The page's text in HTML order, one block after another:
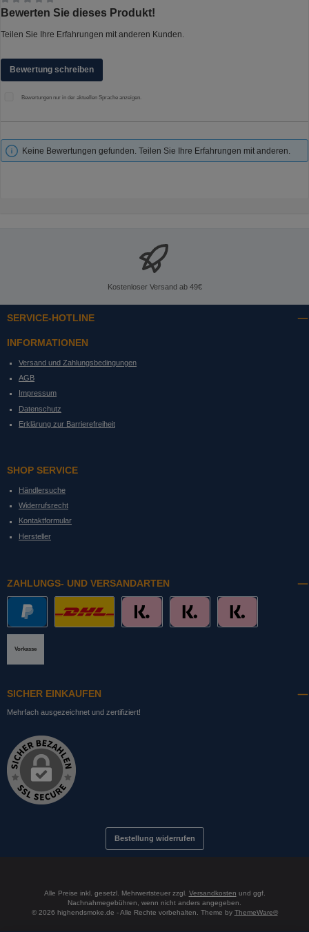
Durchschnittliche Bewertung von 0 von 5 Sternen
Bewerten Sie dieses Produkt!
Teilen Sie Ihre Erfahrungen mit anderen Kunden.
Bewertung schreiben
Bewertungen nur in der aktuellen Sprache anzeigen.
Keine Bewertungen gefunden. Teilen Sie Ihre Erfahrungen mit anderen.
Kostenloser Versand ab 49€
SERVICE-HOTLINE
INFORMATIONEN
Versand und Zahlungsbedingungen
AGB
Impressum
Datenschutz
Erklärung zur Barrierefreiheit
SHOP SERVICE
Händlersuche
Widerrufsrecht
Kontaktformular
Hersteller
ZAHLUNGS- UND VERSANDARTEN
Vorkasse
SICHER EINKAUFEN
Mehrfach ausgezeichnet und zertifiziert!
Bestellung widerrufen
Alle Preise inkl. gesetzl. Mehrwertsteuer zzgl. Versandkosten und ggf.
Nachnahmegebühren, wenn nicht anders angegeben.
© 2026 highendsmoke.de - Alle Rechte vorbehalten. Theme by ThemeWare®